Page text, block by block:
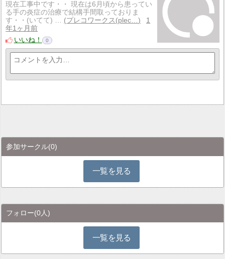
現在工事中です・・ 現在は6月頃から患ってい
る手の炎症の治療で結構手間取っておりま
す・・(いてて) …
プレコワークス(plec…
1
年1ヶ月前
いいね！
0
参加サークル(0)
一覧を見る
フォロー(0人)
一覧を見る